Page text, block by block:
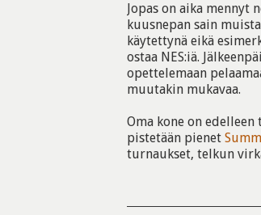
Jopas on aika mennyt
kuusnepan sain
käytettynä eikä
ostaa NES:iä.
opettelemaan
muutakin mukavaa.
Oma kone on edelleen
pistetään pienet
turnaukset, telkun